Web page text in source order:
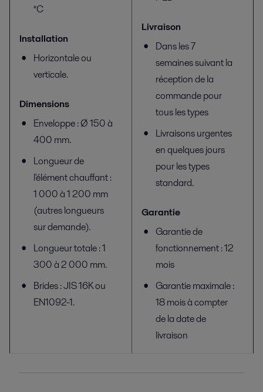
°C
Installation
Horizontale ou
verticale.
Dimensions
Enveloppe : Ø 150 à
400 mm.
Longueur de
l'élément chauffant :
1 000 à 1 200 mm
(autres longueurs
sur demande).
Longueur totale : 1
300 à 2 000 mm.
Brides : JIS 16K ou
EN1092-1.
Livraison
Dans les 7
semaines suivant la
réception de la
commande pour
tous les types
Livraisons urgentes
en quelques jours
pour les types
standard.
Garantie
Garantie de
fonctionnement : 12
mois
Garantie maximale :
18 mois à compter
de la date de
livraison